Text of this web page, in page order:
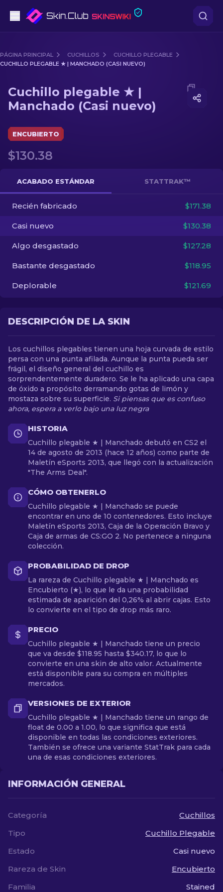
Gama media
Fusiles
Cuchillos
Cajas
ES
PÁGINA PRINCIPAL CUCHILLOS
CUCHILLO PLEGABLE
CUCHILLO PLEGABLE ★ | MANCHADO (CASI NUEVO)
Media of Cuchillo plegable ★ | Manchado (Casi nuevo)
Cuchillo plegable ★ |
Manchado (Casi nuevo)
ENCUBIERTO
$130.38
ACABADO ESTÁNDAR STATTRAK™
Recién fabricado $171.38
Casi nuevo $130.38
Algo desgastado $127.28
Bastante desgastado $118.95
Deplorable $121.69
DESCRIPCIÓN DE LA SKIN
Los cuchillos plegables tienen una hoja curvada de estilo
persa con una punta afilada. Aunque la punta pueda ser
frágil, el diseño general del cuchillo es
sorprendentemente duradero. Se le ha aplicado una capa
de óxido a propósito derramando gotas de limón y
mostaza sobre su superficie. Si piensas que es confuso
ahora, espera a verlo bajo una luz negra
HISTORIA
Cuchillo plegable ★ | Manchado debutó en CS2 el
14 de agosto de 2013 (hace 12 años) como parte de
Maletín eSports 2013, que llegó con la actualización
"The Arms Deal".
CÓMO OBTENERLO
Cuchillo plegable ★ | Manchado se puede
encontrar en uno de 10 contenedores. Esto incluye
Maletín eSports 2013, Caja de la Operación Bravo y
Caja de armas de CS:GO 2. No pertenece a ninguna
colección.
PROBABILIDAD DE DROP
La rareza de Cuchillo plegable ★ | Manchado es
Encubierto (★), lo que le da una probabilidad
estimada de aparición del 0,26% al abrir cajas. Esto
lo convierte en el tipo de drop más raro.
PRECIO
Cuchillo plegable ★ | Manchado tiene un precio
que va desde $118.95 hasta $340.17, lo que lo
convierte en una skin de alto valor. Actualmente
está disponible para su compra en múltiples
mercados.
VERSIONES DE EXTERIOR
Cuchillo plegable ★ | Manchado tiene un rango de
float de 0.00 a 1.00, lo que significa que está
disponible en todas las condiciones exteriores.
También se ofrece una variante StatTrak para cada
una de esas condiciones exteriores.
INFORMACIÓN GENERAL
Categoría
Cuchillos
Tipo
Cuchillo Plegable
Estado
Casi nuevo
Rareza de Skin
Encubierto
Familia
Stained